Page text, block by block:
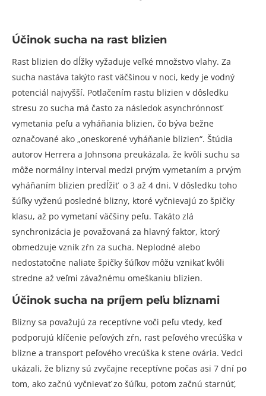
Účinok sucha na rast blizien
Rast blizien do dĺžky vyžaduje veľké množstvo vlahy. Za
sucha nastáva takýto rast väčšinou v noci, kedy je vodný
potenciál najvyšší. Potlačením rastu blizien v dôsledku
stresu zo sucha má často za následok asynchrónnosť
vymetania peľu a vyháňania blizien, čo býva bežne
označované ako „oneskorené vyháňanie blizien“. Štúdia
autorov Herrera a Johnsona preukázala, že kvôli suchu sa
môže normálny interval medzi prvým vymetaním a prvým
vyháňaním blizien predĺžiť o 3 až 4 dni. V dôsledku toho
šúľky vyženú posledné blizny, ktoré vyčnievajú zo špičky
klasu, až po vymetaní väčšiny peľu. Takáto zlá
synchronizácia je považovaná za hlavný faktor, ktorý
obmedzuje vznik zŕn za sucha. Neplodné alebo
nedostatočne naliate špičky šúľkov môžu vznikať kvôli
stredne až veľmi závažnému omeškaniu blizien.
Účinok sucha na príjem peľu bliznami
Blizny sa považujú za receptívne voči peľu vtedy, keď
podporujú klíčenie peľových zŕn, rast peľového vrecúška v
blizne a transport peľového vrecúška k stene ovária. Vedci
ukázali, že blizny sú zvyčajne receptívne počas asi 7 dní po
tom, ako začnú vyčnievať zo šúľku, potom začnú starnúť,